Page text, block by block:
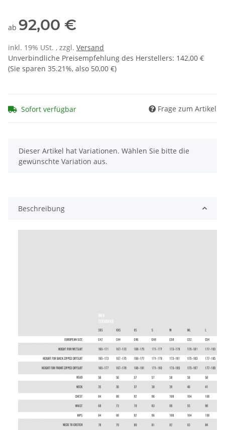
ab 92,00 €
inkl. 19% USt. , zzgl. Versand
Unverbindliche Preisempfehlung des Herstellers: 142,00 €
(Sie sparen 35.21%, also 50,00 €)
Sofort verfügbar Frage zum Artikel
x
Dieser Artikel hat Variationen. Wählen Sie bitte die
gewünschte Variation aus.
Beschreibung